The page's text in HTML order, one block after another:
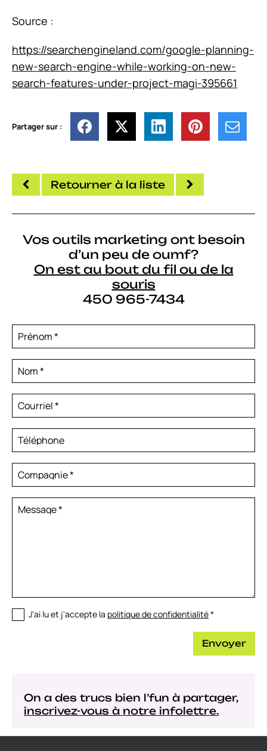
Source :
https://searchengineland.com/google-planning-
new-search-engine-while-working-on-new-
search-features-under-project-magi-395661
Partager sur :
Retourner à la liste
Vos outils marketing ont besoin
d’un peu de oumf?
On est au bout du fil ou de la
souris
450 965-7434
Prénom*
Nom*
Courriel*
Téléphone
Compagnie*
Message*
J'ai lu et j'accepte la politique de confidentialité*
Envoyer
On a des trucs bien l’fun à partager,
inscrivez-vous à notre infolettre.